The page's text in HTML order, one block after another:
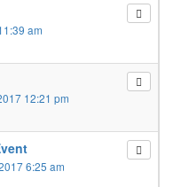
am
12:21 pm
6:25 am